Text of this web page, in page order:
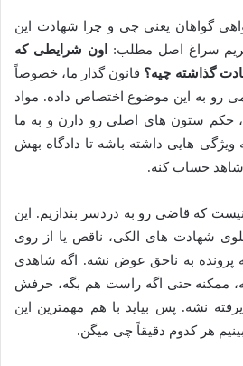
گواهان یعنی چی و چرا شهادت این
سراغ اصل مطلب:
اون شرایطی که
گذاشته چیه؟ قانون گذار ما، خصوصاً
رو به این موضوع اختصاص داده. مواد
مدنی، حکم ستون های اصلی رو دارن و به ما
ویژگی هایی داشته باشه تا دادگاه بهش
شاهد حساب کنه.
که قاضی رو به دردسر بندازیم. این
شهادت های الکی، ناقص یا از روی
پرونده به ناحق عوض نشه. اگه شاهدی
ممکنه حتی اگه راست هم بگه، حرفش
نشه. پس بیاید با هم مهمترین این
هر کدوم دقیقاً چی میگن.